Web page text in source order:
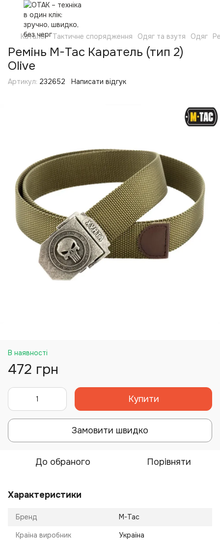
Каталог Тактичне спорядження Одяг та взутя Одяг
Ремінь M-Tac Каратель (тип 2)
Olive
Артикул: 232652 Написати відгук
В наявності
472 грн
Купити
Замовити швидко
До обраного Порівняти
Характеристики
Бренд M-Tac
Країна виробник Україна